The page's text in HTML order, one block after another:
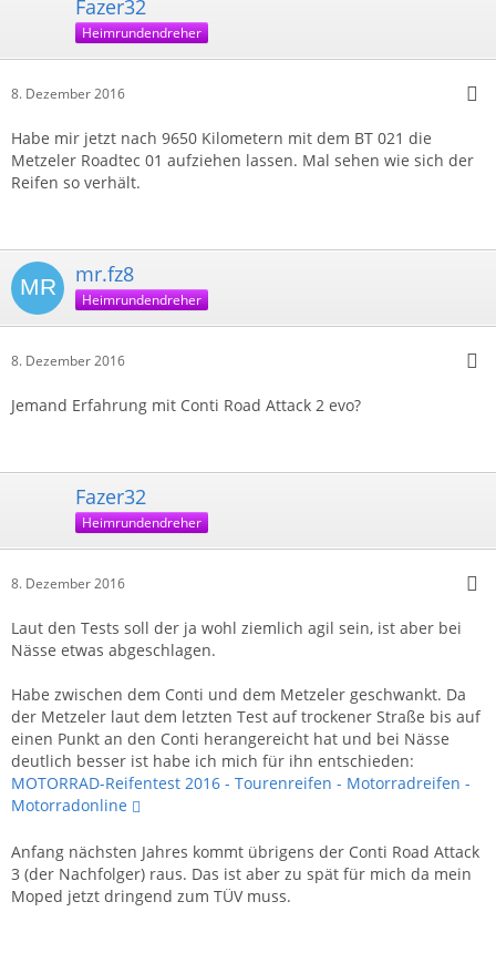
Fazer32
Heimrundendreher
8. Dezember 2016
Habe mir jetzt nach 9650 Kilometern mit dem BT 021 die
Metzeler Roadtec 01 aufziehen lassen. Mal sehen wie sich der
Reifen so verhält.
mr.fz8
Heimrundendreher
8. Dezember 2016
Jemand Erfahrung mit Conti Road Attack 2 evo?
Fazer32
Heimrundendreher
8. Dezember 2016
Laut den Tests soll der ja wohl ziemlich agil sein, ist aber bei
Nässe etwas abgeschlagen.
Habe zwischen dem Conti und dem Metzeler geschwankt. Da
der Metzeler laut dem letzten Test auf trockener Straße bis auf
einen Punkt an den Conti herangereicht hat und bei Nässe
deutlich besser ist habe ich mich für ihn entschieden:
MOTORRAD-Reifentest 2016 - Tourenreifen - Motorradreifen -
Motorradonline
Anfang nächsten Jahres kommt übrigens der Conti Road Attack
3 (der Nachfolger) raus. Das ist aber zu spät für mich da mein
Moped jetzt dringend zum TÜV muss.